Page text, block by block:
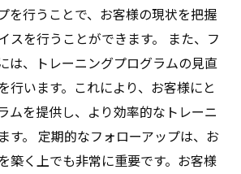
を行うことで、お客様の現状を把握
スを行うことができます。 また、フ
は、トレーニングプログラムの見直
行います。これにより、お客様にと
ムを提供し、より効率的なトレーニ
す。 定期的なフォローアップは、お
築く上でも非常に重要です。お客様